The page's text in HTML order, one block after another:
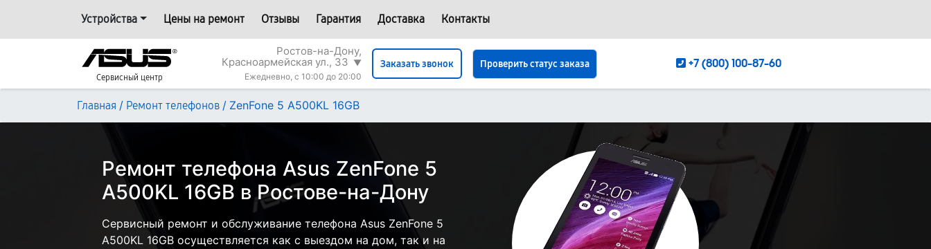
Устройства Цены на ремонт Отзывы Гарантия Доставка Контакты
Сервисный центр
Ростов-на-Дону,
Красноармейская ул., 33 ▼
Ежедневно, с 10:00 до 20:00
Заказать звонок Проверить статус заказа +7 (800) 100-87-60
Главная / Ремонт телефонов / ZenFone 5 A500KL 16GB
Ремонт телефона Asus ZenFone 5
A500KL 16GB в Ростове-на-Дону
Сервисный ремонт и обслуживание телефона Asus ZenFone 5
A500KL 16GB осуществляется как с выездом на дом, так и на